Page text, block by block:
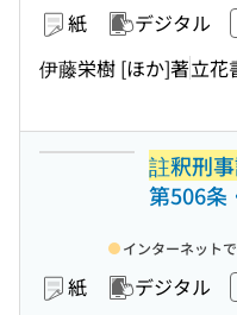
紙 デジタル
伊藤栄樹 [ほか]著立花
註釈刑
第506条
紙 デジタル
インターネット